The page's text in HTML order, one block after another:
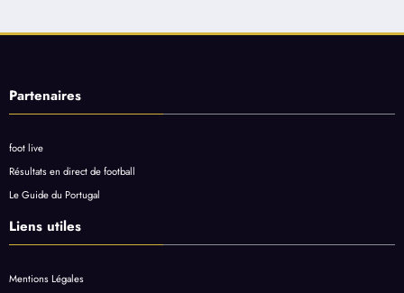
Partenaires
foot live
Résultats en direct de football
Le Guide du Portugal
Liens utiles
Mentions Légales